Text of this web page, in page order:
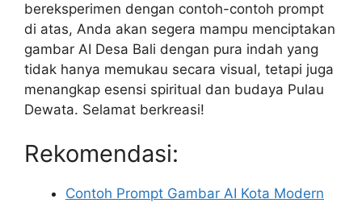
bereksperimen dengan contoh-contoh prompt
di atas, Anda akan segera mampu menciptakan
gambar AI Desa Bali dengan pura indah yang
tidak hanya memukau secara visual, tetapi juga
menangkap esensi spiritual dan budaya Pulau
Dewata. Selamat berkreasi!
Rekomendasi:
Contoh Prompt Gambar AI Kota Modern